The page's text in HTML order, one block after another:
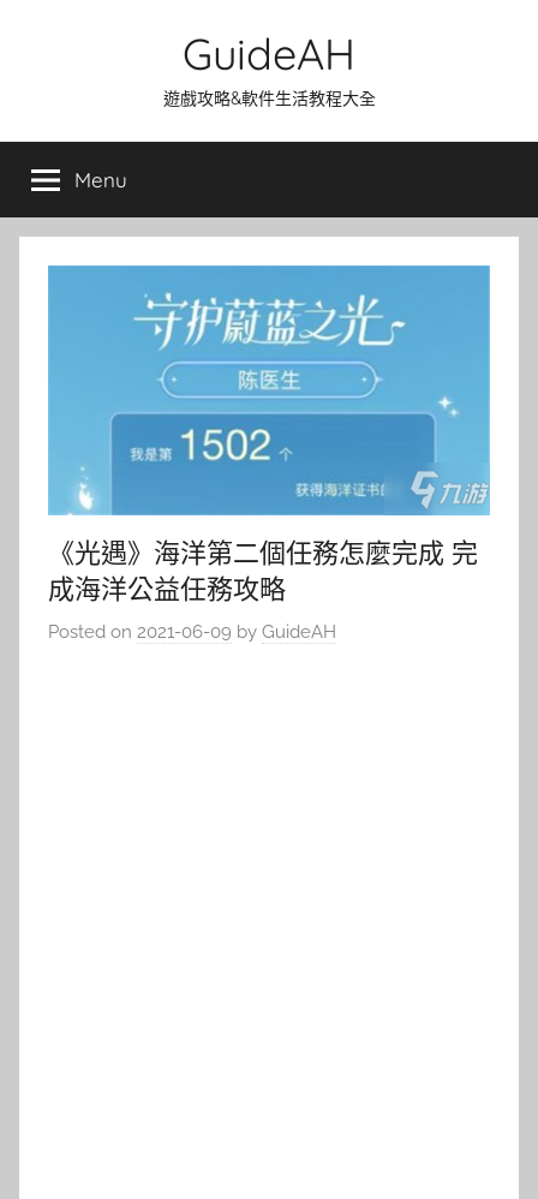
GuideAH
遊戲攻略&軟件生活教程大全
Menu
《光遇》海洋第二個任務怎麼完成 完
成海洋公益任務攻略
Posted on 2021-06-09 by GuideAH